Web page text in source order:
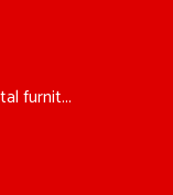
furnit...